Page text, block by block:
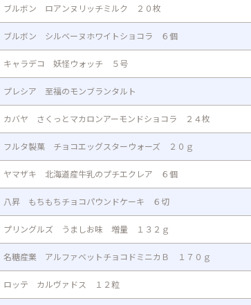
ブルボン ロアンヌリッチミルク ２０枚
ブルボン シルベーヌホワイトショコラ ６個
キャラデコ 妖怪ウォッチ ５号
プレシア 至福のモンブランタルト
カバヤ さくっとマカロンアーモンドショコラ ２４枚
フルタ製菓 チョコエッグスターウォーズ ２０ｇ
ヤマザキ 北海道産牛乳のプチエクレア ６個
八昇 もちもちチョコパウンドケーキ ６切
プリングルズ うましお味 増量 １３２ｇ
名糖産業 アルファベットチョコドミニカＢ １７０ｇ
ロッテ カルヴァドス １２粒